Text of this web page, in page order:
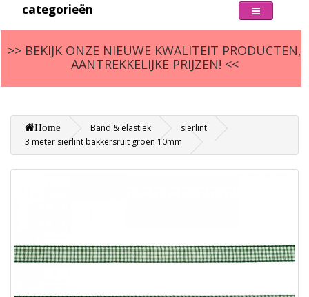
categorieën
>> BEKIJK ONZE NIEUWE KWALITEIT PRODUCTEN,
AANTREKKELIJKE PRIJZEN! <<
Home Band & elastiek
sierlint
3 meter sierlint bakkersruit groen 10mm